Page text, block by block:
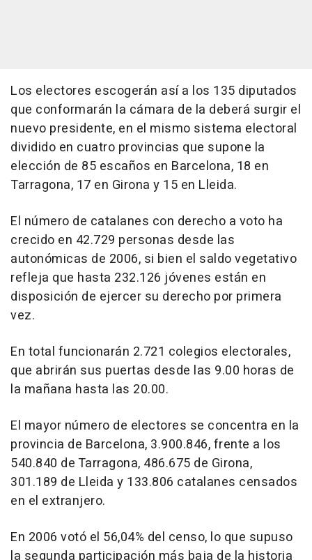
Los electores escogerán así a los 135 diputados
que conformarán la cámara de la deberá surgir el
nuevo presidente, en el mismo sistema electoral
dividido en cuatro provincias que supone la
elección de 85 escaños en Barcelona, 18 en
Tarragona, 17 en Girona y 15 en Lleida.
El número de catalanes con derecho a voto ha
crecido en 42.729 personas desde las
autonómicas de 2006, si bien el saldo vegetativo
refleja que hasta 232.126 jóvenes están en
disposición de ejercer su derecho por primera
vez.
En total funcionarán 2.721 colegios electorales,
que abrirán sus puertas desde las 9.00 horas de
la mañana hasta las 20.00.
El mayor número de electores se concentra en la
provincia de Barcelona, 3.900.846, frente a los
540.840 de Tarragona, 486.675 de Girona,
301.189 de Lleida y 133.806 catalanes censados
en el extranjero.
En 2006 votó el 56,04% del censo, lo que supuso
la segunda participación más baja de la historia